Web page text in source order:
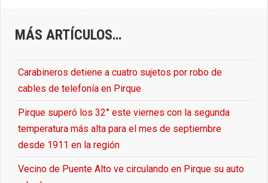
MÁS ARTÍCULOS…
Carabineros detiene a cuatro sujetos por robo de
cables de telefonía en Pirque
Pirque superó los 32° este viernes con la segunda
temperatura más alta para el mes de septiembre
desde 1911 en la región
Vecino de Puente Alto ve circulando en Pirque su auto